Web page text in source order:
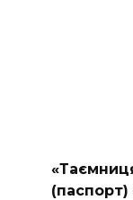
(паспорт)